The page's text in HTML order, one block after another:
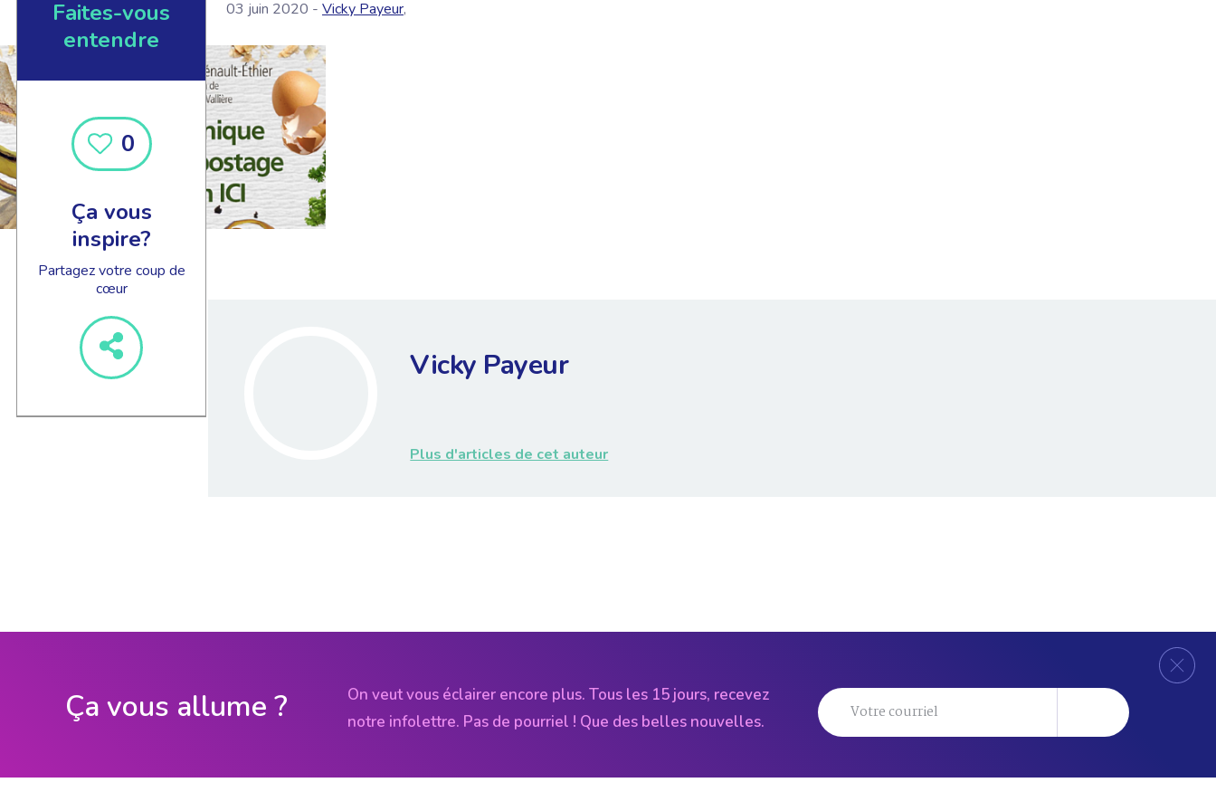
Faites-vous
entendre
0
Ça vous
inspire?
Partagez votre coup de
cœur
03 juin 2020 - Vicky Payeur,
Vicky Payeur
Plus d'articles de cet auteur
Ça vous allume ?
On veut vous éclairer encore plus. Tous les 15 jours, recevez
notre infolettre. Pas de pourriel ! Que des belles nouvelles.